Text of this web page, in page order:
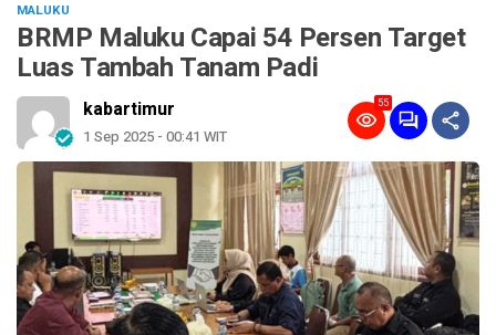
MALUKU
BRMP Maluku Capai 54 Persen Target
Luas Tambah Tanam Padi
kabartimur
1 Sep 2025 - 00:41 WIT
55